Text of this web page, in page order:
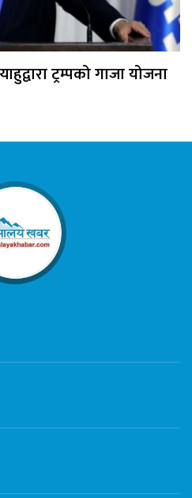
ट्रम्पको गाजा योजना